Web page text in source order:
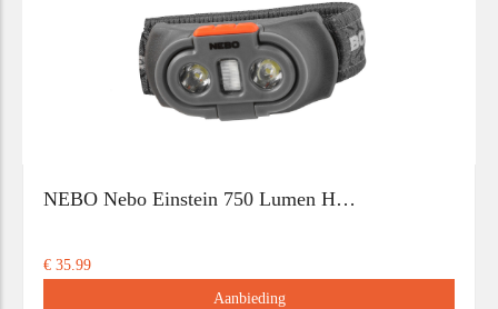
NEBO Nebo Einstein 750 Lumen H…
€ 35.99
Aanbieding